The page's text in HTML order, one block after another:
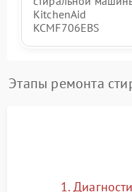
KitchenAid
KCMF706EBS
Этапы ремонта
1.